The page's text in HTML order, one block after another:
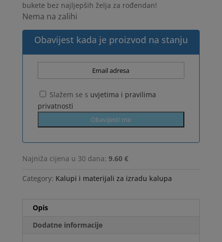
bukete bez najljepših želja za rođendan!
Nema na zalihi
Obavijest kada je proizvod na stanju
Slažem se s uvjetima i pravilima
privatnosti
Najniža cijena u 30 dana: 9.60 €
Category: Kalupi i materijali za izradu kalupa
Opis
Dodatne informacije